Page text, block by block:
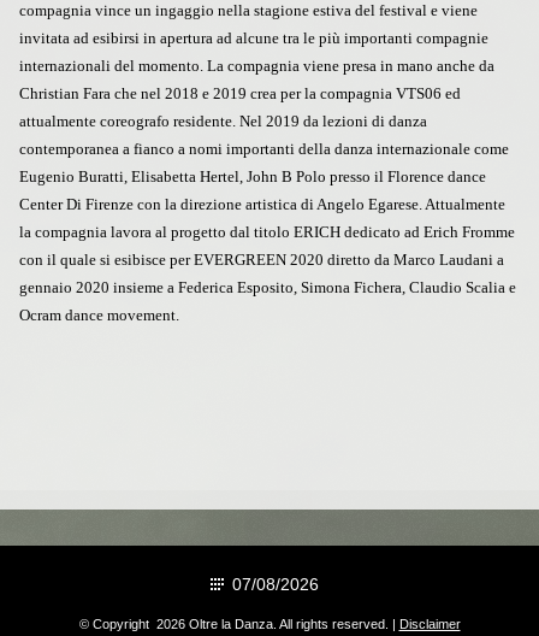
compagnia vince un ingaggio nella stagione estiva del festival e viene
invitata ad esibirsi in apertura ad alcune tra le più importanti compagnie
internazionali del momento. La compagnia viene presa in mano anche da
Christian Fara che nel 2018 e 2019 crea per la compagnia VTS06 ed
attualmente coreografo residente. Nel 2019 da lezioni di danza
contemporanea a fianco a nomi importanti della danza internazionale come
Eugenio Buratti, Elisabetta Hertel, John B Polo presso il Florence dance
Center Di Firenze con la direzione artistica di Angelo Egarese. Attualmente
la compagnia lavora al progetto dal titolo ERICH dedicato ad Erich Fromme
con il quale si esibisce per EVERGREEN 2020 diretto da Marco Laudani a
gennaio 2020 insieme a Federica Esposito, Simona Fichera, Claudio Scalia e
Ocram dance movement.
07/08/2026
© Copyright 2026 Oltre la Danza. All rights reserved. | Disclaimer